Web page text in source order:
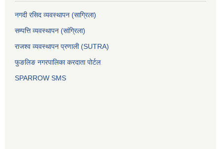
नगदी रसिद व्यवस्थापन (साग्रिला)
सम्पत्ति व्यवस्थापन (सांग्रिला)
राजश्व व्यवस्थापन प्रणाली (SUTRA)
फुङलिङ नगरपालिका करदाता पोर्टल
SPARROW SMS